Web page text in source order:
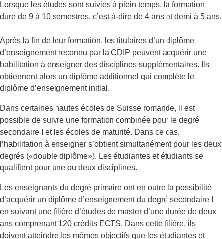
Lorsque les études sont suivies à plein temps, la formation
dure de 9 à 10 semestres, c’est-à-dire de 4 ans et demi à 5 ans.
Après la fin de leur formation, les titulaires d’un diplôme
d’enseignement reconnu par la CDIP peuvent acquérir une
habilitation à enseigner des disciplines supplémentaires. Ils
obtiennent alors un diplôme additionnel qui complète le
diplôme d’enseignement initial.
Dans certaines hautes écoles de Suisse romande, il est
possible de suivre une formation combinée pour le degré
secondaire I et les écoles de maturité. Dans ce cas,
l’habilitation à enseigner s’obtient simultanément pour les deux
degrés («double diplôme»). Les étudiantes et étudiants se
qualifient pour une ou deux disciplines.
Les enseignants du degré primaire ont en outre la possibilité
d’acquérir un diplôme d’enseignement du degré secondaire I
en suivant une filière d’études de master d’une durée de deux
ans comprenant 120 crédits ECTS. Dans cette filière, ils
doivent atteindre les mêmes objectifs que les étudiantes et